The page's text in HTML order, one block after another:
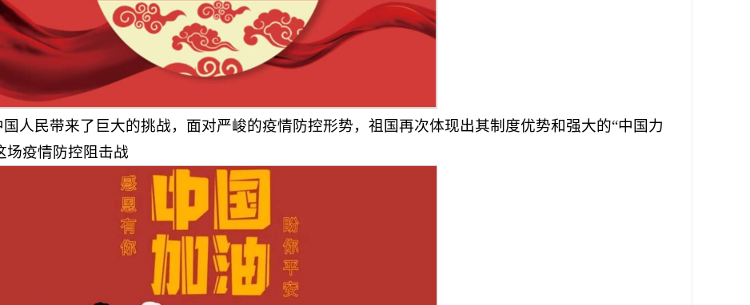
人民带来了巨大的挑战，面对严峻的疫情防控形势，祖国再次体现出其制度优势和强大的“中国力
场疫情防控阻击战